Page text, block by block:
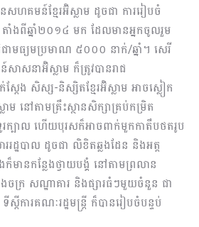
សហគមន៍ខ្មែរអ៊ិស្លាម ដូចជា ការ​រៀបចំ
ាំងពីឆ្នាំ២០១៤ មក ដែលមានអ្នកចូលរួម
ជាមធ្យមប្រមាណ ៥០០០ នាក់/ឆ្នាំ។ សេរី
ាសនាអ៊ិស្លាម ក៏ត្រូវបានរាជ
តែង សិស្ស-និស្សិតខ្មែរអ៊ិស្លាម អាចស្លៀក
នៅតាមគ្រឹះស្ថានសិក្សាគ្រប់កម្រិត
រក្បាល ហើយ​បុរសក៏​អាចពាក់មួកកាតឹបថតរូប
រដ្ឋបាល ដូចជា លិខិតឆ្លងដែន និងអត្ត
នកន្លែងថ្វាយបង្គំ នៅតាមព្រលាន
ងចក្រ សណ្ឋាគារ និងផ្សារធំៗមួយចំនួន ជា
តីការគណៈរដ្ឋមន្ត្រី ក៏បានរៀបចំបន្ទប់